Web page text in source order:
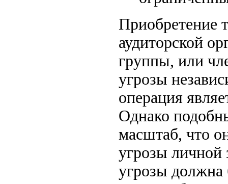
Приобретение
аудиторской
группы, или
угрозы
операция
Однако
масштаб, что
угрозы личной
угрозы должна